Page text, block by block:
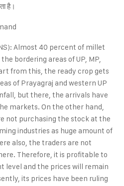
है।
Almost 40 percent of millet
bordering areas of UP, MP,
from this, the ready crop gets
of Prayagraj and western UP
but there, the arrivals have
markets. On the other hand,
not purchasing the stock at the
industries as huge amount of
also, the traders are not
Therefore, it is profitable to
level and the prices will remain
its prices have been ruling